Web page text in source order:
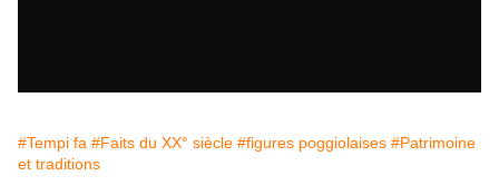
#Tempi fa #Faits du XX° siècle #figures poggiolaises #Patrimoine
et traditions